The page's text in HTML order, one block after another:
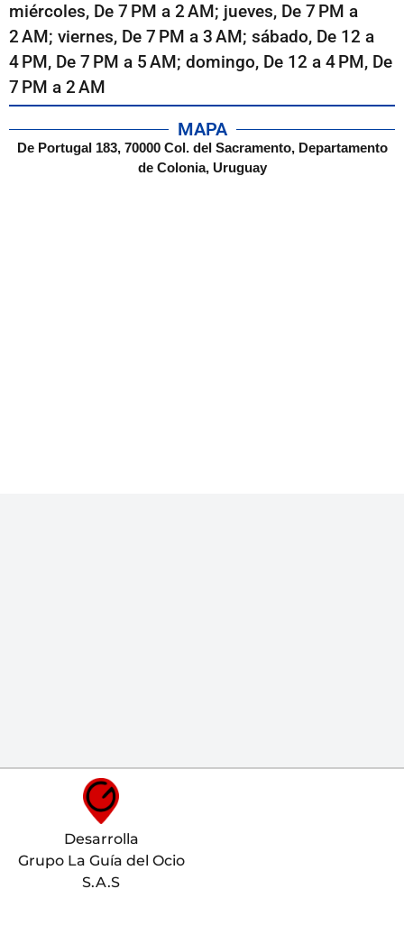
miércoles, De 7 PM a 2 AM; jueves, De 7 PM a
2 AM; viernes, De 7 PM a 3 AM; sábado, De 12 a
4 PM, De 7 PM a 5 AM; domingo, De 12 a 4 PM, De
7 PM a 2 AM
MAPA
De Portugal 183, 70000 Col. del Sacramento, Departamento
de Colonia, Uruguay
Desarrolla
Grupo La Guía del Ocio
S.A.S